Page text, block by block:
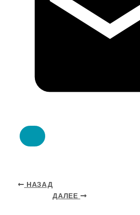
НАЗАД
ДАЛЕЕ